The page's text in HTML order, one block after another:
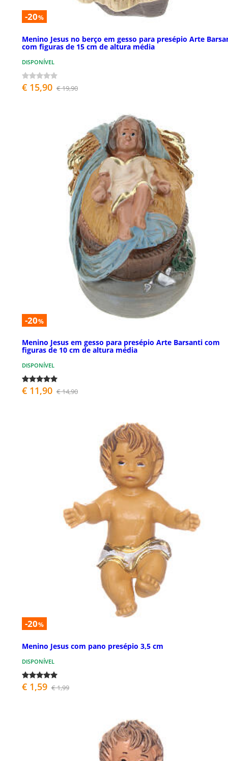
-20%
Menino Jesus no berço em gesso para presépio Arte
com figuras de 15 cm de altura média
DISPONÍVEL
€ 15,90 € 19,90
-20%
Menino Jesus em gesso para presépio Arte Barsanti com
figuras de 10 cm de altura média
DISPONÍVEL
€ 11,90 € 14,90
-20%
Menino Jesus com pano presépio 3,5 cm
DISPONÍVEL
€ 1,59 € 1,99